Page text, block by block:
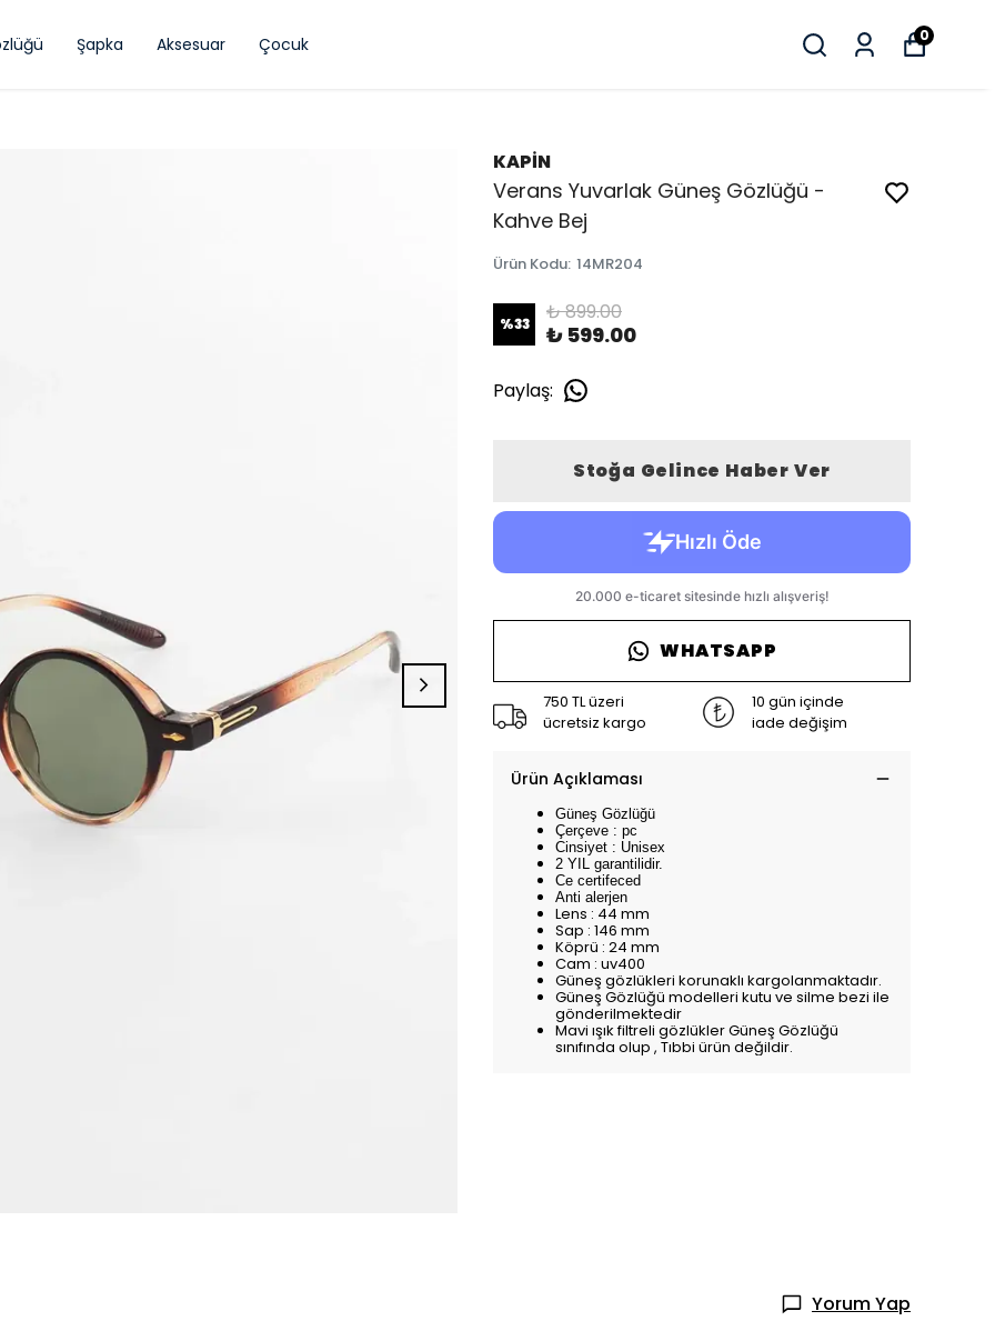
Şapka Aksesuar Çocuk 0
KAPİN
Verans Yuvarlak Güneş Gözlüğü -
Kahve Bej
Ürün Kodu: 14MR204
%33 ₺ 899.00
₺ 599.00
Paylaş:
Stoğa Gelince Haber Ver
WHATSAPP
750 TL üzeri
ücretsiz kargo
10 gün içinde
iade değişim
Ürün Açıklaması
Güneş Gözlüğü
Çerçeve : pc
Cinsiyet : Unisex
2 YIL garantilidir.
Ce certifeced
Anti alerjen
Lens : 44 mm
Sap : 146 mm
Köprü : 24 mm
Cam : uv400
Güneş gözlükleri korunaklı kargolanmaktadır.
Güneş Gözlüğü modelleri kutu ve silme bezi ile
gönderilmektedir
Mavi ışık filtreli gözlükler Güneş Gözlüğü
sınıfında olup , Tıbbi ürün değildir.
Yorum Yap